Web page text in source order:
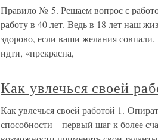
Правило № 5. Решаем вопрос с
работу в 40 лет. Ведь в 18 лет наш
здорово, если ваши желания
идти, «прекрасна,
Как увлечься своей
Как увлечься своей работой 1.
способности – первый шаг к более